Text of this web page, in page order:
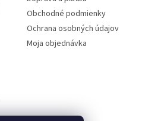
Obchodné podmienky
Ochrana osobných údajov
Moja objednávka